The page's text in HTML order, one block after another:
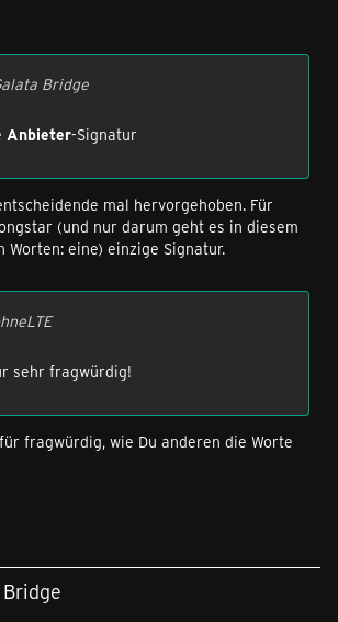
Bridge
Anbieter-Signatur
mal hervorgehoben. Für
(und nur darum geht es in diesem
Worten: eine) einzige Signatur.
sehr fragwürdig!
fragwürdig, wie Du anderen die Worte